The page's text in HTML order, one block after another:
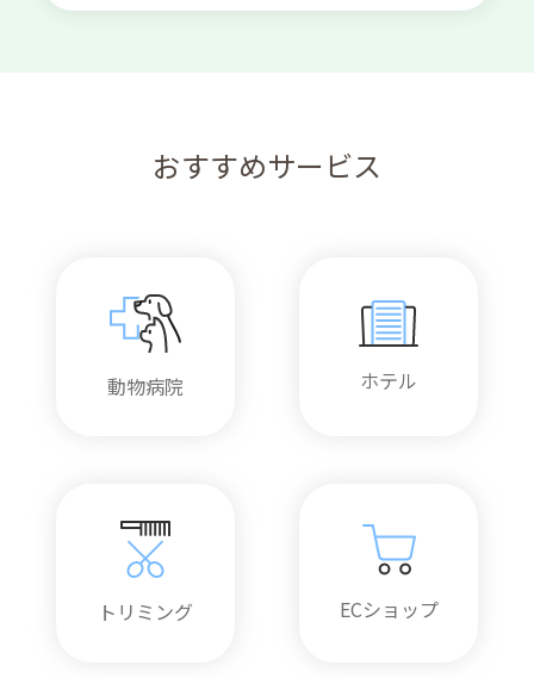
おすすめサービス
動物病院 ホテル
トリミング ECショップ